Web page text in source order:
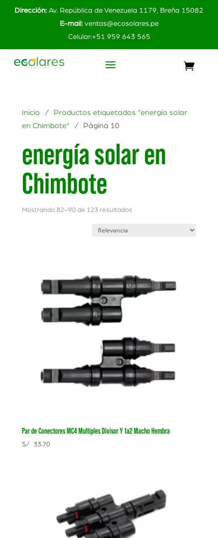
Dirección: Av. República de Venezuela 1179, Breña 15082
E-mail: ventas@ecosolares.pe
Celular:+51 959 643 565
Inicio / Productos etiquetados “energía solar
en Chimbote” / Página 10
energía solar en
Chimbote
Mostrando 82–90 de 123 resultados
Par de Conectores MC4 Multiples Divisor Y 1a2 Macho Hembra
S/33.70